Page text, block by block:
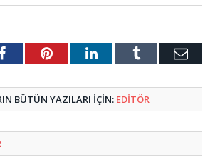
FacebookPinterestLinkedInTumblr E-
BÜTÜN YAZILARI IÇIN: EDİTÖR